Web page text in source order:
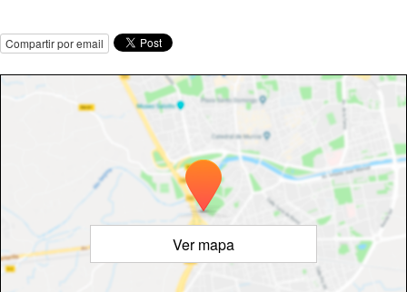
Compartir por email
Ver mapa